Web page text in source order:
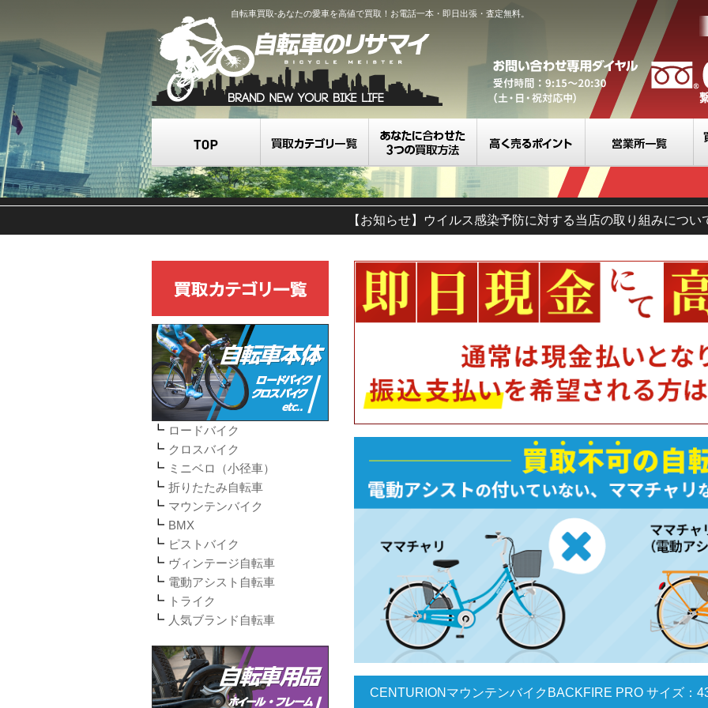
自転車買取-あなたの愛車を高値で買取！お電話一本・即日出張・査定無料。
【お知らせ】ウイルス感染予防に対する当店の取り組みについ
CENTURIONマウンテンバイクBACKFIRE PRO サイズ：
ロードバイク
クロスバイク
ミニベロ（小径車）
折りたたみ自転車
マウンテンバイク
BMX
ピストバイク
ヴィンテージ自転車
電動アシスト自転車
トライク
人気ブランド自転車